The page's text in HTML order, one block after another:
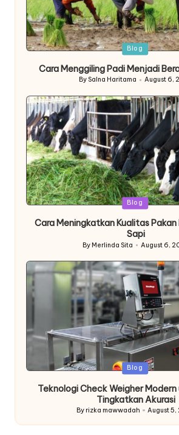
Posted
Blog
Cara Menggiling Padi Menjadi
Posted
By Salna Haritama August 6,
Posted
Blog
Cara Meningkatkan Kualitas
Sapi
Posted
By Merlinda Sita August 6,
Posted
Blog
Teknologi Check Weigher
Tingkatkan Akurasi
Posted
By rizka mawwadah August 5,